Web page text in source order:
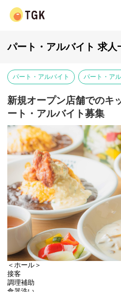
パート・アルバイト 求人
パート・アルバイト パート・ア
新規オープン店舗でのキ
ート・アルバイト募集
＜ホール＞
接客
調理補助
⾷器洗い